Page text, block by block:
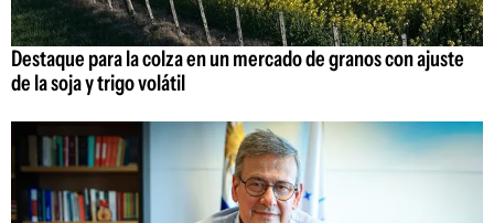
Destaque para la colza en un mercado de granos con ajuste
de la soja y trigo volátil